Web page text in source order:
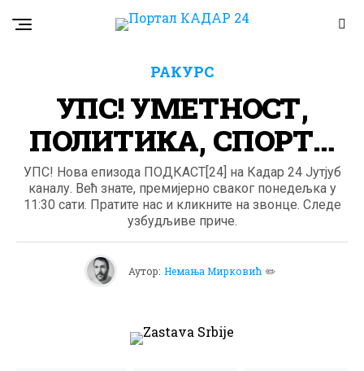
РАКУРС
УПС! УМЕТНОСТ,
ПОЛИТИКА, СПОРТ…
УПС! Нова епизода ПОДКАСТ[24] на Кадар 24 Јутјуб
каналу. Већ знате, премијерно сваког понедељка у
11:30 сати. Пратите нас и кликните на звонце. Следе
узбудљиве приче.
Аутор: Немања Мирковић ✏️